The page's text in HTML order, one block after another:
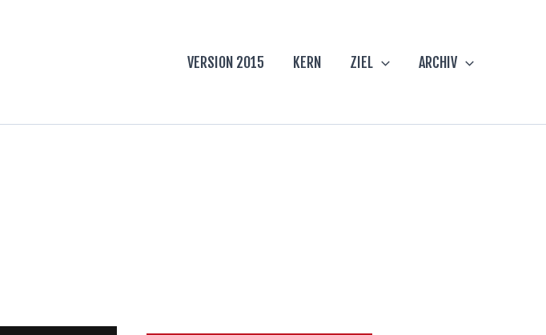
VERSION 2015 KERN ZIEL ARCHIV